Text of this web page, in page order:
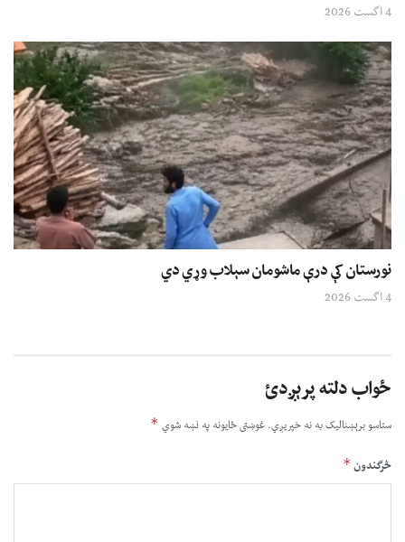
4 اگست 2026
نورستان کې درې ماشومان سېلاب وړي دي
4 اگست 2026
ځواب دلته پرېږدئ
ستاسو برېښناليک به نه خپريږي.غوښتى ځایونه په نښه شوي *
څرگندون*